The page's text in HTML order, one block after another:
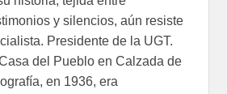
y silencios, aún resiste
Presidente de la UGT.
del Pueblo en Calzada de
en 1936, era